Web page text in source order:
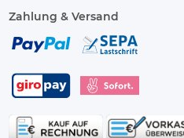
Zahlung & Versand